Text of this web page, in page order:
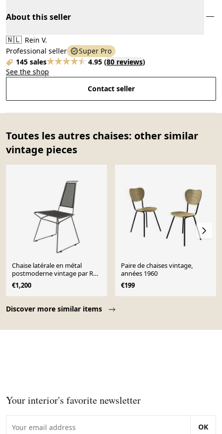
About this seller
🇳🇱 Rein V.
Professional seller
Super Pro
145 sales
4.95 (80 reviews)
See the shop
Contact seller
Toutes les autres chaises: other similar
vintage pieces
Discover more similar items
Chaise latérale en métal
postmoderne vintage par Rolf
Rahmlow, années 1980
€1,200
Paire de chaises vintage,
années 1960
€199
Your interior's favorite newsletter
OK